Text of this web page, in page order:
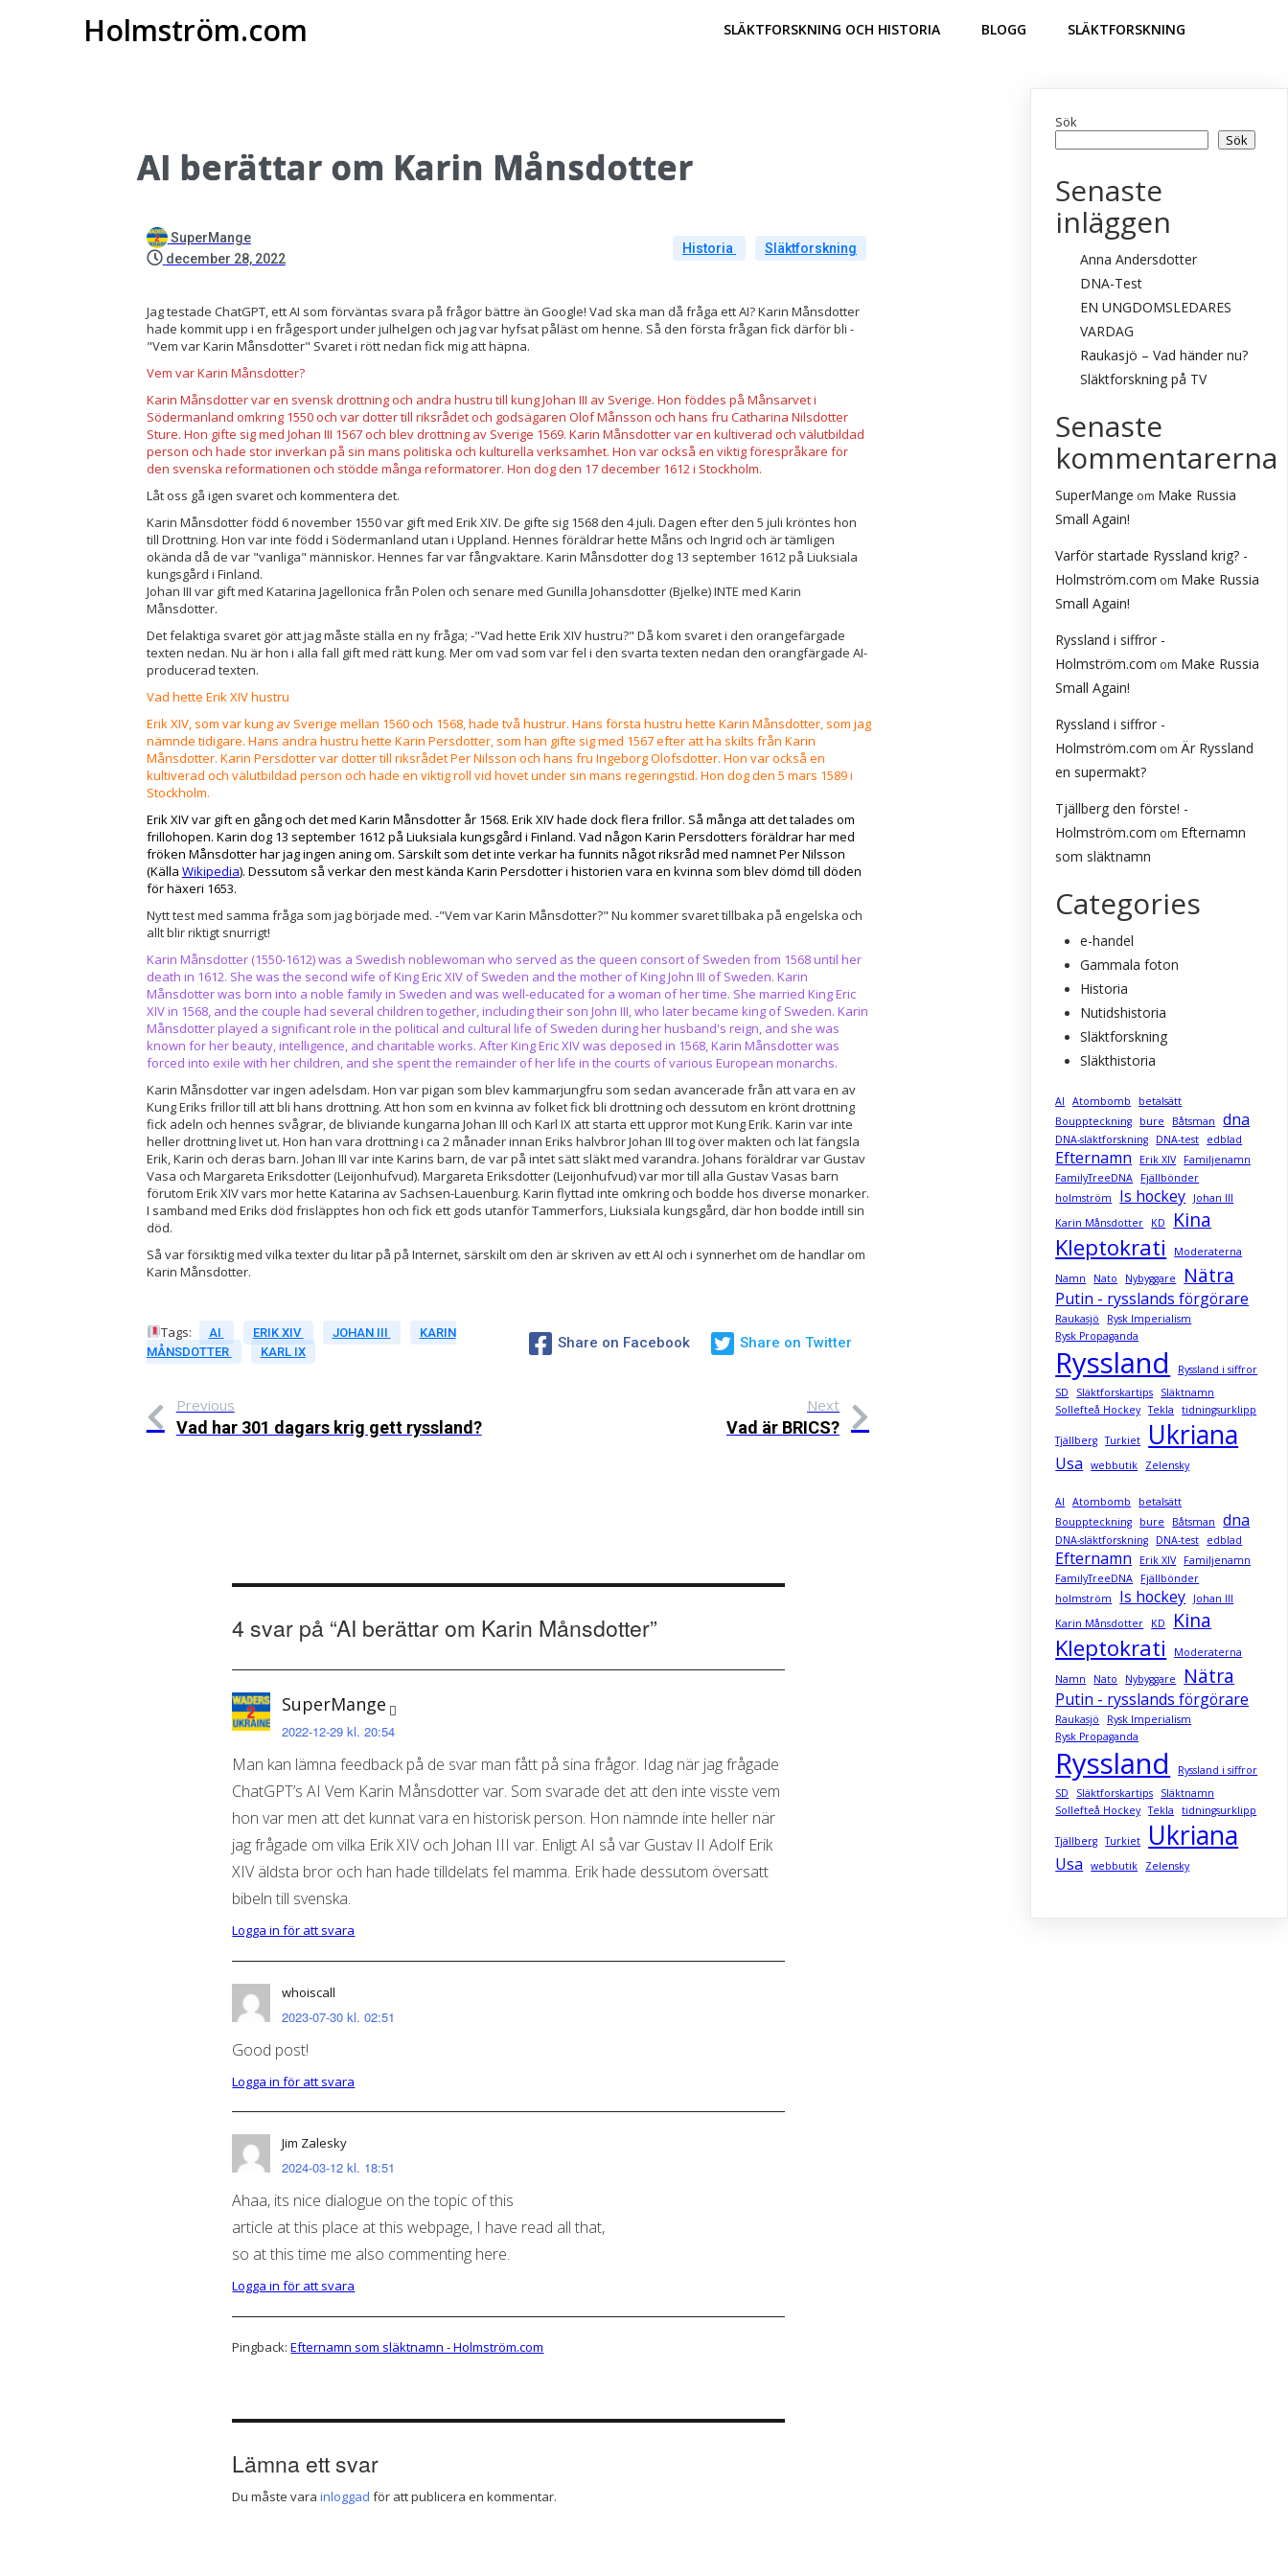
Holmström.com SLÄKTFORSKNING OCH HISTORIA BLOGG SLÄKTFORSKNING
AI berättar om Karin Månsdotter
SuperMange
december 28, 2022
Historia Släktforskning
Jag testade ChatGPT, ett AI som förväntas svara på frågor bättre än Google! Vad ska man då fråga ett AI? Karin Månsdotter
hade kommit upp i en frågesport under julhelgen och jag var hyfsat påläst om henne. Så den första frågan fick därför bli -
"Vem var Karin Månsdotter" Svaret i rött nedan fick mig att häpna.
Vem var Karin Månsdotter?
Karin Månsdotter var en svensk drottning och andra hustru till kung Johan III av Sverige. Hon föddes på Månsarvet i
Södermanland omkring 1550 och var dotter till riksrådet och godsägaren Olof Månsson och hans fru Catharina Nilsdotter
Sture. Hon gifte sig med Johan III 1567 och blev drottning av Sverige 1569. Karin Månsdotter var en kultiverad och välutbildad
person och hade stor inverkan på sin mans politiska och kulturella verksamhet. Hon var också en viktig förespråkare för
den svenska reformationen och stödde många reformatorer. Hon dog den 17 december 1612 i Stockholm.
Låt oss gå igen svaret och kommentera det.
Karin Månsdotter född 6 november 1550 var gift med Erik XIV. De gifte sig 1568 den 4 juli. Dagen efter den 5 juli kröntes hon
till Drottning. Hon var inte född i Södermanland utan i Uppland. Hennes föräldrar hette Måns och Ingrid och är tämligen
okända då de var "vanliga" människor. Hennes far var fångvaktare. Karin Månsdotter dog 13 september 1612 på Liuksiala
kungsgård i Finland.
Johan III var gift med Katarina Jagellonica från Polen och senare med Gunilla Johansdotter (Bjelke) INTE med Karin
Månsdotter.
Det felaktiga svaret gör att jag måste ställa en ny fråga; -"Vad hette Erik XIV hustru?" Då kom svaret i den orangefärgade
texten nedan. Nu är hon i alla fall gift med rätt kung. Mer om vad som var fel i den svarta texten nedan den orangfärgade AI-
producerad texten.
Vad hette Erik XIV hustru
Erik XIV, som var kung av Sverige mellan 1560 och 1568, hade två hustrur. Hans första hustru hette Karin Månsdotter, som jag
nämnde tidigare. Hans andra hustru hette Karin Persdotter, som han gifte sig med 1567 efter att ha skilts från Karin
Månsdotter. Karin Persdotter var dotter till riksrådet Per Nilsson och hans fru Ingeborg Olofsdotter. Hon var också en
kultiverad och välutbildad person och hade en viktig roll vid hovet under sin mans regeringstid. Hon dog den 5 mars 1589 i
Stockholm.
Erik XIV var gift en gång och det med Karin Månsdotter år 1568. Erik XIV hade dock flera frillor. Så många att det talades om
frillohopen. Karin dog 13 september 1612 på Liuksiala kungsgård i Finland. Vad någon Karin Persdotters föräldrar har med
fröken Månsdotter har jag ingen aning om. Särskilt som det inte verkar ha funnits något riksråd med namnet Per Nilsson
(Källa Wikipedia). Dessutom så verkar den mest kända Karin Persdotter i historien vara en kvinna som blev dömd till döden
för häxeri 1653.
Nytt test med samma fråga som jag började med. -"Vem var Karin Månsdotter?" Nu kommer svaret tillbaka på engelska och
allt blir riktigt snurrigt!
Karin Månsdotter (1550-1612) was a Swedish noblewoman who served as the queen consort of Sweden from 1568 until her
death in 1612. She was the second wife of King Eric XIV of Sweden and the mother of King John III of Sweden. Karin
Månsdotter was born into a noble family in Sweden and was well-educated for a woman of her time. She married King Eric
XIV in 1568, and the couple had several children together, including their son John III, who later became king of Sweden. Karin
Månsdotter played a significant role in the political and cultural life of Sweden during her husband's reign, and she was
known for her beauty, intelligence, and charitable works. After King Eric XIV was deposed in 1568, Karin Månsdotter was
forced into exile with her children, and she spent the remainder of her life in the courts of various European monarchs.
Karin Månsdotter var ingen adelsdam. Hon var pigan som blev kammarjungfru som sedan avancerade från att vara en av
Kung Eriks frillor till att bli hans drottning. Att hon som en kvinna av folket fick bli drottning och dessutom en krönt drottning
fick adeln och hennes svågrar, de bliviande kungarna Johan III och Karl IX att starta ett uppror mot Kung Erik. Karin var inte
heller drottning livet ut. Hon han vara drottning i ca 2 månader innan Eriks halvbror Johan III tog över makten och lät fängsla
Erik, Karin och deras barn. Johan III var inte Karins barn, de var på intet sätt släkt med varandra. Johans föräldrar var Gustav
Vasa och Margareta Eriksdotter (Leijonhufvud). Margareta Eriksdotter (Leijonhufvud) var mor till alla Gustav Vasas barn
förutom Erik XIV vars mor hette Katarina av Sachsen-Lauenburg. Karin flyttad inte omkring och bodde hos diverse monarker.
I samband med Eriks död frisläpptes hon och fick ett gods utanför Tammerfors, Liuksiala kungsgård, där hon bodde intill sin
död.
Så var försiktig med vilka texter du litar på på Internet, särskilt om den är skriven av ett AI och i synnerhet om de handlar om
Karin Månsdotter.
Tags: AI ERIK XIV JOHAN III
KARIN
MÅNSDOTTER
KARL IX
Share on Facebook Share on Twitter
Previous
Vad har 301 dagars krig gett ryssland?
Next
Vad är BRICS?
4 svar på “AI berättar om Karin Månsdotter”
SuperMange
2022-12-29 kl. 20:54
Man kan lämna feedback på de svar man fått på sina frågor. Idag när jag frågade
ChatGPT’s AI Vem Karin Månsdotter var. Som svarade det att den inte visste vem
hon var men att det kunnat vara en historisk person. Hon nämnde inte heller när
jag frågade om vilka Erik XIV och Johan III var. Enligt AI så var Gustav II Adolf Erik
XIV äldsta bror och han hade tilldelats fel mamma. Erik hade dessutom översatt
bibeln till svenska.
Logga in för att svara
whoiscall
2023-07-30 kl. 02:51
Good post!
Logga in för att svara
Jim Zalesky
2024-03-12 kl. 18:51
Ahaa, its nice dialogue on the topic of this
article at this place at this webpage, I have read all that,
so at this time me also commenting here.
Logga in för att svara
Pingback:Efternamn som släktnamn - Holmström.com
Lämna ett svar
Du måste varainloggad för att publicera en kommentar.
Sök
Sök
Senaste
inläggen
Anna Andersdotter
DNA-Test
EN UNGDOMSLEDARES
VARDAG
Raukasjö – Vad händer nu?
Släktforskning på TV
Senaste
kommentarerna
SuperMange om Make Russia
Small Again!
Varför startade Ryssland krig? -
Holmström.com om Make Russia
Small Again!
Ryssland i siffror -
Holmström.com om Make Russia
Small Again!
Ryssland i siffror -
Holmström.com omÄr Ryssland
en supermakt?
Tjällberg den förste! -
Holmström.com om Efternamn
som släktnamn
Categories
e-handel
Gammala foton
Historia
Nutidshistoria
Släktforskning
Släkthistoria
AI Atombomb
betalsätt
Bouppteckning
bure Båtsman dna
DNA-släktforskning DNA-test edblad
Efternamn Erik XIV
Familjenamn
FamilyTreeDNA
Fjällbönder
holmström
Is hockey
Johan III
Karin Månsdotter
KD Kina
Kleptokrati
Moderaterna
Namn
Nato Nybyggare Nätra
Putin - rysslands förgörare
Raukasjö
Rysk Imperialism
Rysk Propaganda
Ryssland
Ryssland i siffror
SD
Släktforskartips
Släktnamn
Sollefteå Hockey Tekla tidningsurklipp
Tjällberg Turkiet Ukriana
Usa webbutik Zelensky
AI Atombomb
betalsätt
Bouppteckning
bure Båtsman dna
DNA-släktforskning DNA-test edblad
Efternamn Erik XIV
Familjenamn
FamilyTreeDNA
Fjällbönder
holmström
Is hockey
Johan III
Karin Månsdotter
KD Kina
Kleptokrati
Moderaterna
Namn
Nato Nybyggare Nätra
Putin - rysslands förgörare
Raukasjö
Rysk Imperialism
Rysk Propaganda
Ryssland
Ryssland i siffror
SD
Släktforskartips
Släktnamn
Sollefteå Hockey Tekla tidningsurklipp
Tjällberg Turkiet Ukriana
Usa webbutik Zelensky